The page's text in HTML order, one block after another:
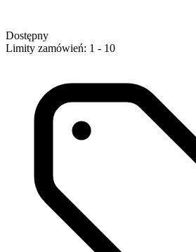
Dostępny
Limity zamówień: 1 - 10